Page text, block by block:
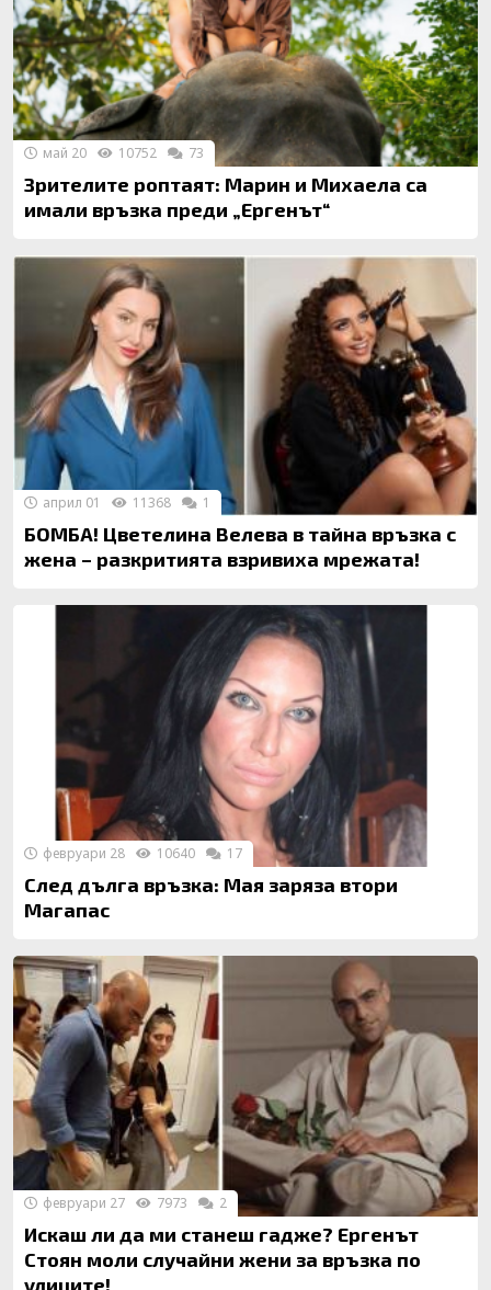
Зрителите роптаят: Марин и Михаела са
имали връзка преди „Ергенът“
май 20 10752 73
БОМБА! Цветелина Велева в тайна връзка с
жена – разкритията взривиха мрежата!
април 01 11368 1
След дълга връзка: Мая заряза втори
Магапас
февруари 28 10640 17
Искаш ли да ми станеш гадже? Ергенът
Стоян моли случайни жени за връзка по
улиците!
февруари 27 7973 2